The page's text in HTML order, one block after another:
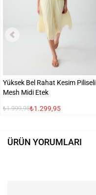
Yüksek Bel Rahat Kesim Piliseli
Mesh Midi Etek
₺1.999,95₺1.299,95
ÜRÜN YORUMLARI